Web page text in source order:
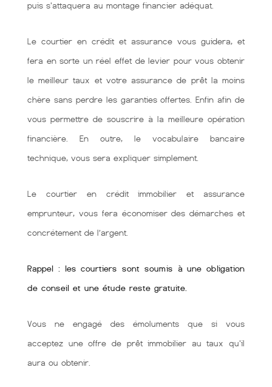
puis s'attaquera au montage financier adéquat.
Le courtier en crédit et assurance vous guidera, et
fera en sorte un réel effet de levier pour vous obtenir
le meilleur taux et votre assurance de prêt la moins
chère sans perdre les garanties offertes. Enfin afin de
vous permettre de souscrire à la meilleure opération
financière. En outre, le vocabulaire bancaire
technique, vous sera expliquer simplement.
Le courtier en crédit immobilier et assurance
emprunteur, vous fera économiser des démarches et
concrétement de l’argent.
Rappel : les courtiers sont soumis à une obligation
de conseil et une étude reste gratuite.
Vous ne engagé des émoluments que si vous
acceptez une offre de prêt immobilier au taux qu'il
aura ou obtenir.